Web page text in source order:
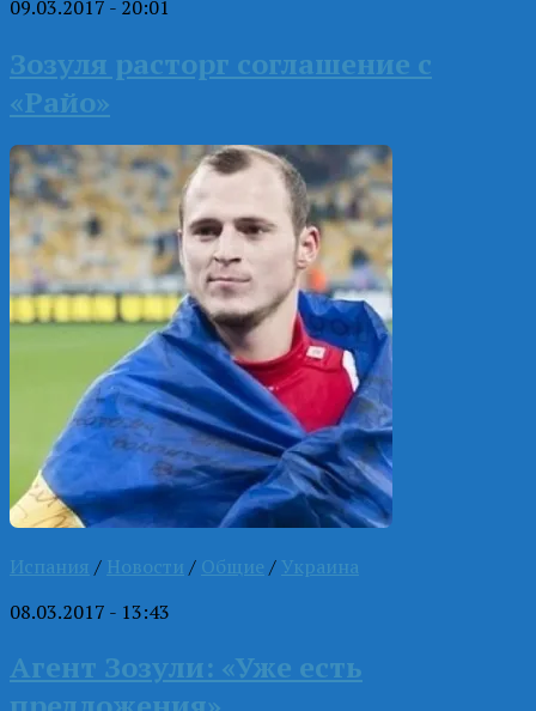
09.03.2017 - 20:01
Зозуля расторг соглашение с
«Райо»
Испания / Новости / Общие / Украина
08.03.2017 - 13:43
Агент Зозули: «Уже есть